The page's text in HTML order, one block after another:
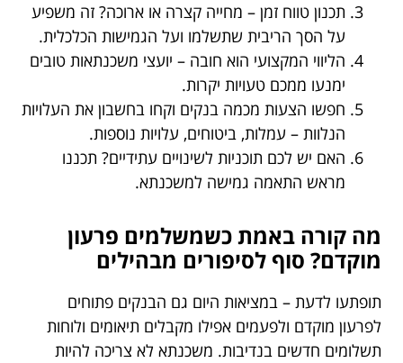
תכנון טווח זמן – מחייה קצרה או ארוכה? זה משפיע
על הסך הריבית שתשלמו ועל הגמישות הכלכלית.
הליווי המקצועי הוא חובה – יועצי משכנתאות טובים
ימנעו ממכם טעויות יקרות.
חפשו הצעות מכמה בנקים וקחו בחשבון את העלויות
הנלוות – עמלות, ביטוחים, עלויות נוספות.
האם יש לכם תוכניות לשינויים עתידיים? תכננו
מראש התאמה גמישה למשכנתא.
מה קורה באמת כשמשלמים פרעון
מוקדם? סוף לסיפורים מבהילים
תופתעו לדעת – במציאות היום גם הבנקים פתוחים
לפרעון מוקדם ולפעמים אפילו מקבלים תיאומים ולוחות
תשלומים חדשים בנדיבות. משכנתא לא צריכה להיות